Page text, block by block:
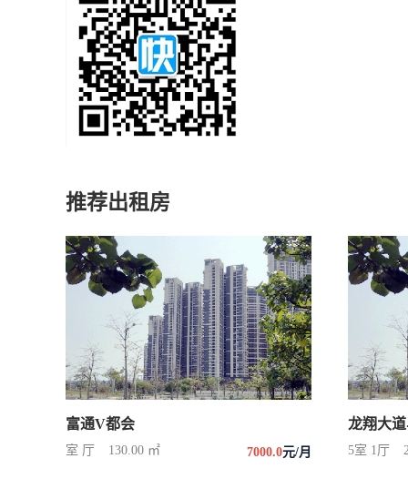
推荐出租房
富通V都会
室 厅 130.00 ㎡ 7000.0元/月
龙翔大
5室 1厅